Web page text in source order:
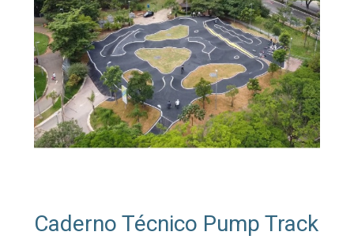
Caderno Técnico Pump Track